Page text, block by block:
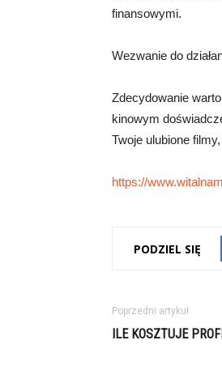
finansowymi.
Wezwanie do
Zdecydowanie
kinowym
Twoje ulubione
https://
PODZIEL SIĘ
Poprzedni artykuł
ILE KOSZTUJE